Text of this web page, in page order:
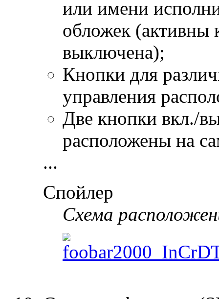
или имени
обложек (активны
выключена);
Кнопки для
управления
Две кнопки вкл./
расположены на
...
Спойлер
Схема